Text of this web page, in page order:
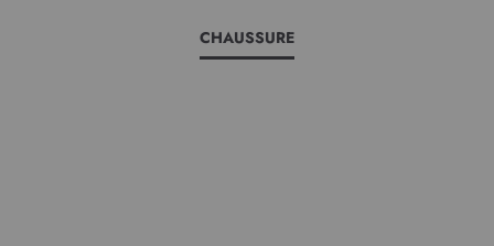
CHAUSSURE